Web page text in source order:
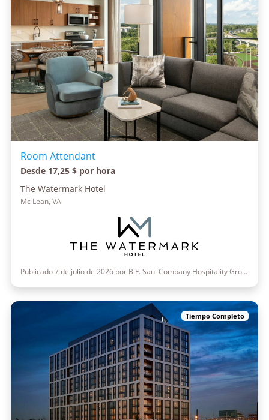
Room Attendant
Desde 17,25 $ por hora
The Watermark Hotel
Mc Lean, VA
Publicado 7 de julio de 2026 por B.F. Saul Company Hospitality Group
Tiempo Completo